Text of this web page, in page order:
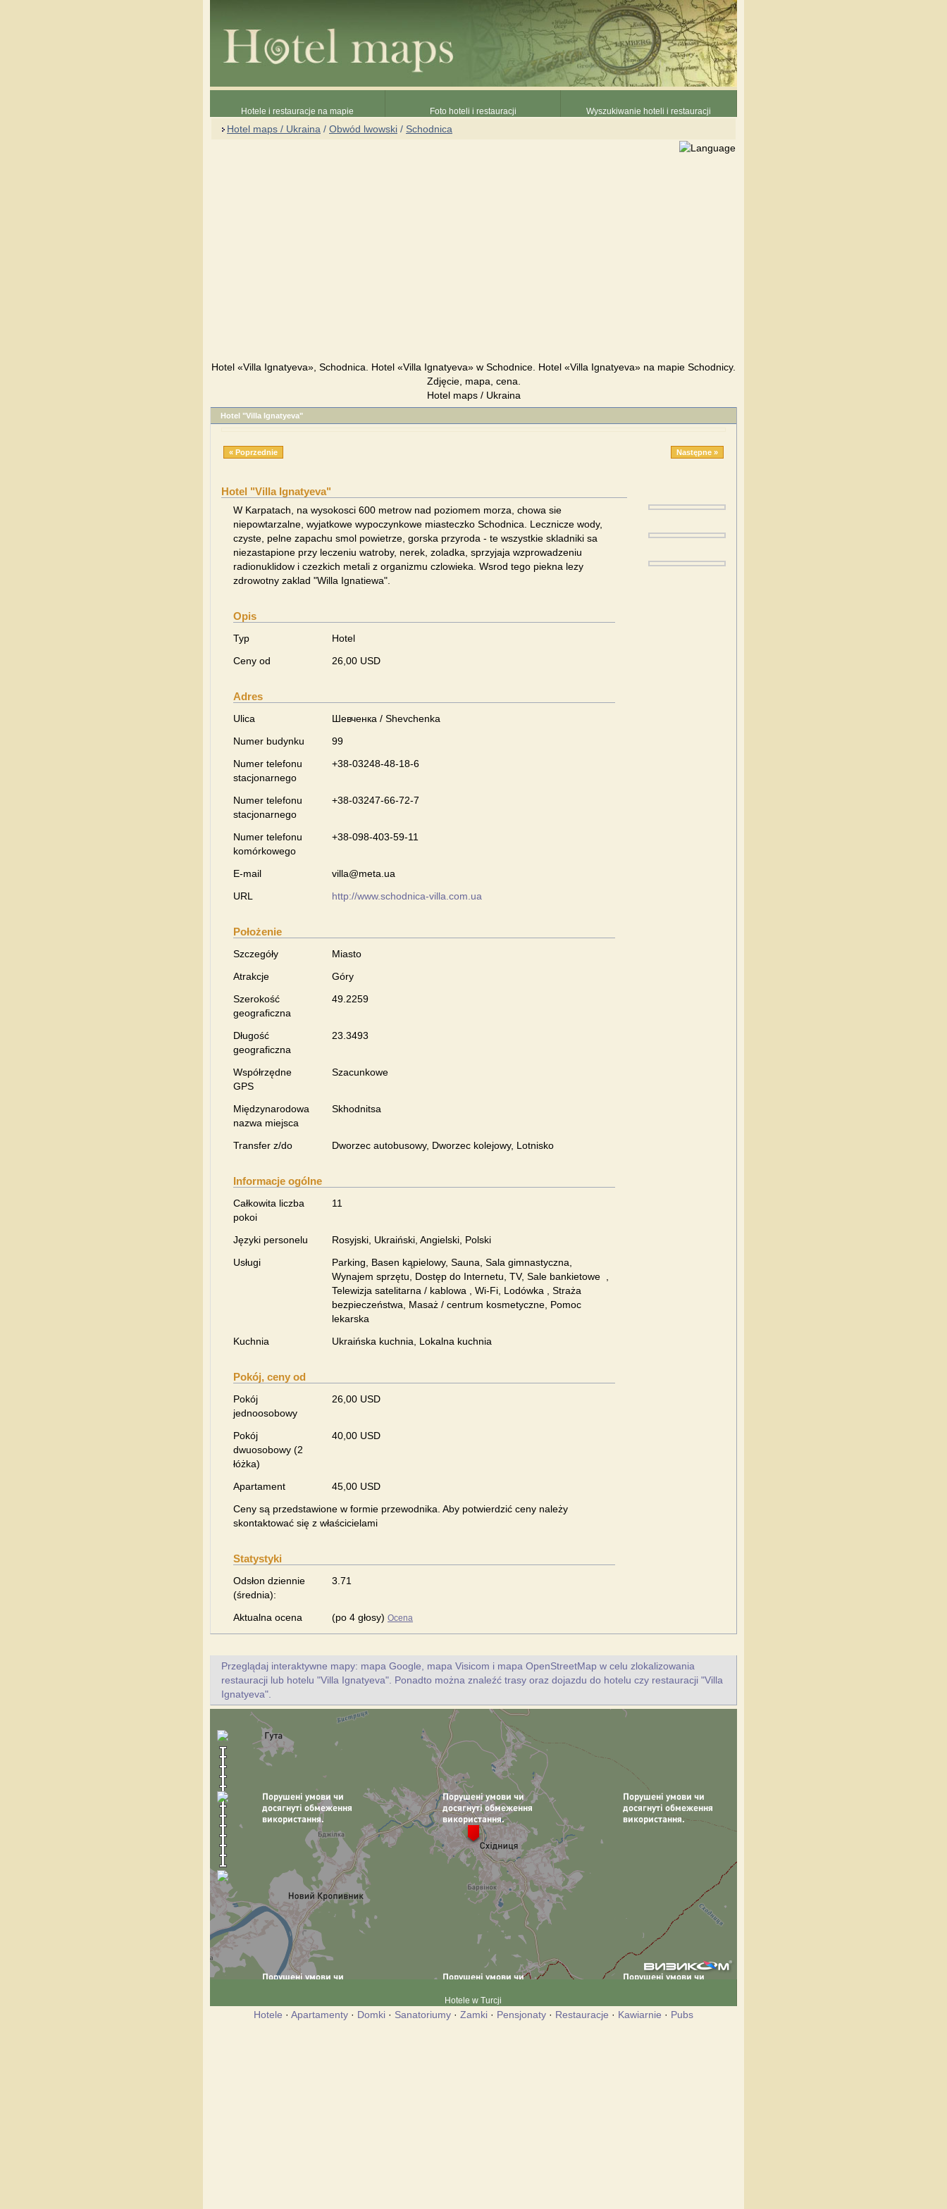
Hotele i restauracje na mapie Foto hoteli i restauracji Wyszukiwanie hoteli i restauracji
Hotel maps / Ukraina / Obwód lwowski / Schodnica
Hotel «Villa Ignatyeva», Schodnica. Hotel «Villa Ignatyeva» w Schodnice. Hotel «Villa Ignatyeva» na mapie Schodnicy.
Zdjęcie, mapa, cena.
Hotel maps / Ukraina
Hotel "Villa Ignatyeva"
« Poprzednie Następne »
Hotel "Villa Ignatyeva"
W Karpatach, na wysokosci 600 metrow nad poziomem morza, chowa sie
niepowtarzalne, wyjatkowe wypoczynkowe miasteczko Schodnica. Lecznicze wody,
czyste, pelne zapachu smol powietrze, gorska przyroda - te wszystkie skladniki sa
niezastapione przy leczeniu watroby, nerek, zoladka, sprzyjaja wzprowadzeniu
radionuklidow i czezkich metali z organizmu czlowieka. Wsrod tego piekna lezy
zdrowotny zaklad "Willa Ignatiewa".
Opis
Typ
Hotel
Ceny od
26,00 USD
Adres
Ulica
Шевченка / Shevchenka
Numer budynku
99
Numer telefonu
stacjonarnego
+38-03248-48-18-6
Numer telefonu
stacjonarnego
+38-03247-66-72-7
Numer telefonu
komórkowego
+38-098-403-59-11
E-mail
villa@meta.ua
URL
http://www.schodnica-villa.com.ua
Położenie
Szczegóły
Miasto
Atrakcje
Góry
Szerokość
geograficzna
49.2259
Długość
geograficzna
23.3493
Współrzędne
GPS
Szacunkowe
Międzynarodowa
nazwa miejsca
Skhodnitsa
Transfer z/do Dworzec autobusowy, Dworzec kolejowy, Lotnisko
Informacje ogólne
Całkowita liczba
pokoi
11
Języki personelu
Rosyjski, Ukraiński, Angielski, Polski
Usługi
Parking, Basen kąpielowy, Sauna, Sala gimnastyczna,
Wynajem sprzętu, Dostęp do Internetu, TV, Sale bankietowe ,
Telewizja satelitarna / kablowa , Wi-Fi, Lodówka , Straża
bezpieczeństwa, Masaż / centrum kosmetyczne, Pomoc
lekarska
Kuchnia
Ukraińska kuchnia, Lokalna kuchnia
Pokój, ceny od
Pokój
jednoosobowy
26,00 USD
Pokój
dwuosobowy (2
łóżka)
40,00 USD
Apartament
45,00 USD
Ceny są przedstawione w formie przewodnika. Aby potwierdzić ceny należy
skontaktować się z właścicielami
Statystyki
Odsłon dziennie
(średnia):
3.71
Aktualna ocena (po 4 głosy) Ocena
Przeglądaj interaktywne mapy: mapa Google, mapa Visicom i mapa OpenStreetMap w celu zlokalizowania
restauracji lub hotelu "Villa Ignatyeva". Ponadto można znaleźć trasy oraz dojazdu do hotelu czy restauracji "Villa
Ignatyeva".
Hotele w Turcji
Hotele · Apartamenty · Domki · Sanatoriumy · Zamki · Pensjonaty · Restauracje · Kawiarnie · Pubs